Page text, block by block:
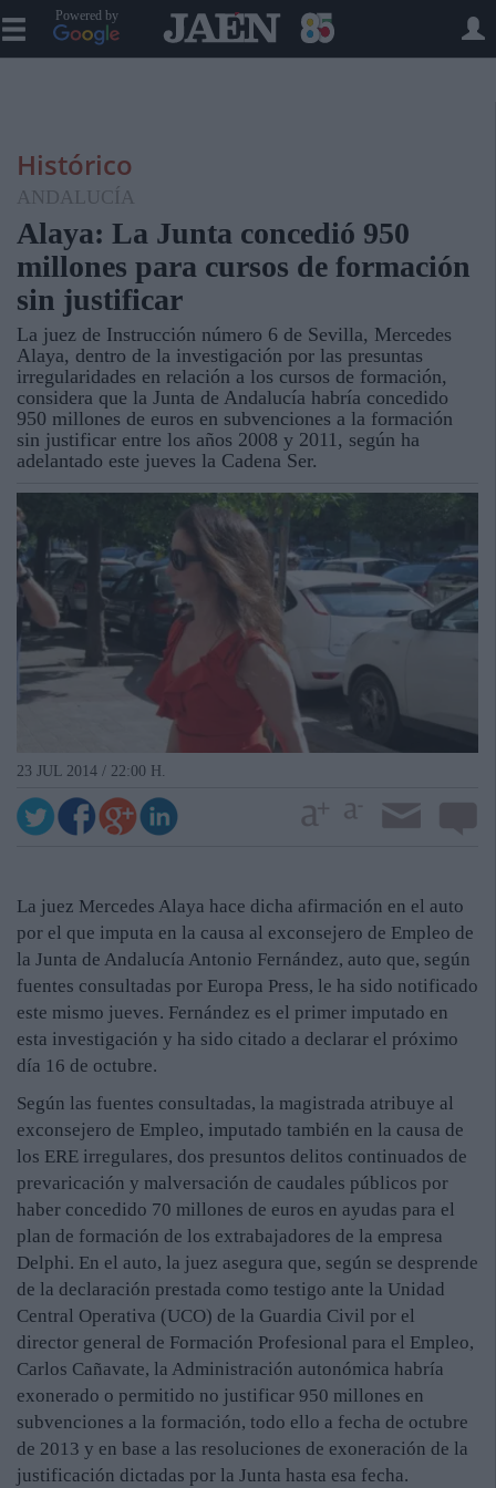
Powered by
Histórico
ANDALUCÍA
Alaya: La Junta concedió 950
millones para cursos de formación
sin justificar
La juez de Instrucción número 6 de Sevilla, Mercedes
Alaya, dentro de la investigación por las presuntas
irregularidades en relación a los cursos de formación,
considera que la Junta de Andalucía habría concedido
950 millones de euros en subvenciones a la formación
sin justificar entre los años 2008 y 2011, según ha
adelantado este jueves la Cadena Ser.
23 JUL 2014 / 22:00 H.
La juez Mercedes Alaya hace dicha afirmación en el auto
por el que imputa en la causa al exconsejero de Empleo de
la Junta de Andalucía Antonio Fernández, auto que, según
fuentes consultadas por Europa Press, le ha sido notificado
este mismo jueves. Fernández es el primer imputado en
esta investigación y ha sido citado a declarar el próximo
día 16 de octubre.
Según las fuentes consultadas, la magistrada atribuye al
exconsejero de Empleo, imputado también en la causa de
los ERE irregulares, dos presuntos delitos continuados de
prevaricación y malversación de caudales públicos por
haber concedido 70 millones de euros en ayudas para el
plan de formación de los extrabajadores de la empresa
Delphi. En el auto, la juez asegura que, según se desprende
de la declaración prestada como testigo ante la Unidad
Central Operativa (UCO) de la Guardia Civil por el
director general de Formación Profesional para el Empleo,
Carlos Cañavate, la Administración autonómica habría
exonerado o permitido no justificar 950 millones en
subvenciones a la formación, todo ello a fecha de octubre
de 2013 y en base a las resoluciones de exoneración de la
justificación dictadas por la Junta hasta esa fecha.